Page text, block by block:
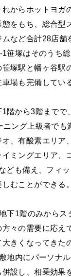
からホットヨガ
態をもち、総合型
など合計28店舗
笹塚はそのうち
塚駅と幡ヶ谷駅
場も完備してい
階から3階までで
ニング上級者でも
、有酸素エリア
ミングエリア、
ども備え、フィ
むことができる。
下1階のみからス
々の需要に応え
きくなってきた
地内にパーソナ
設し、相乗効果